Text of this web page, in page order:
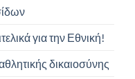
για την Εθνική!
δικαιοσύνης